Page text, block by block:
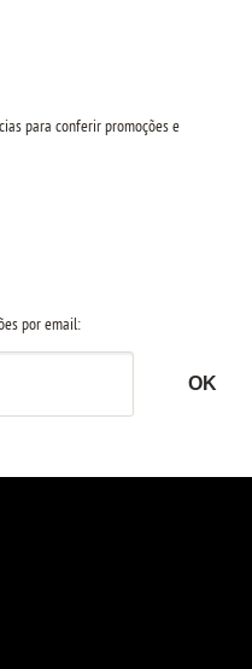
para conferir promoções e
por email: